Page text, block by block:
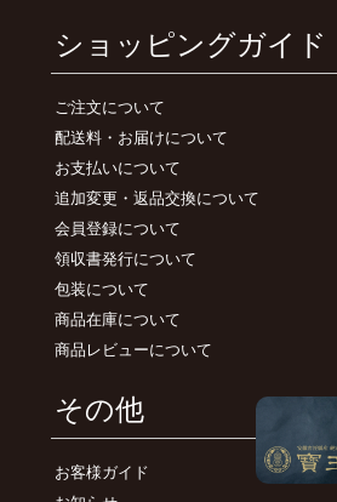
ショッピングガイド
ご注文について
配送料・お届けについて
お支払いについて
追加変更・返品交換について
会員登録について
領収書発行について
包装について
商品在庫について
商品レビューについて
その他
お客様ガイド